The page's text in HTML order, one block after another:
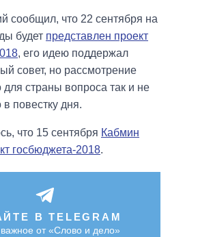
сообщил, что 22 сентября на
будет представлен проект
, его идею поддержал
совет, но рассмотрение
для страны вопроса так и не
повестку дня.
что 15 сентября Кабмин
госбюджета-2018.
В TELEGRAM
от «Слово и дело»